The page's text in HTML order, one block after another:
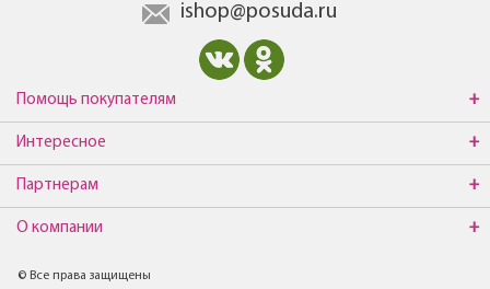
ishop@posuda.ru
Помощь покупателям
Интересное
Партнерам
О компании
© Все права защищены